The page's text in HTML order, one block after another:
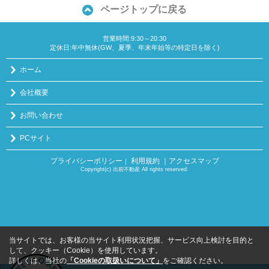
ページトップに戻る
営業時間:9:30～20:30
定休日:年中無休(GW、夏季、年末年始等の特定日を除く)
ホーム
会社概要
お問い合わせ
PCサイト
プライバシーポリシー ｜ 利用規約 ｜アクセスマップ
Copyright(c) 出前不動産 All rights reserved.
当サイトでは、お客様の当サイト利用状況把握、サービス向上検討を目的と
して、クッキー（Cookie）を使用しています。
詳しくは、当社の 「Cookieの取扱いについて」 をご確認ください。